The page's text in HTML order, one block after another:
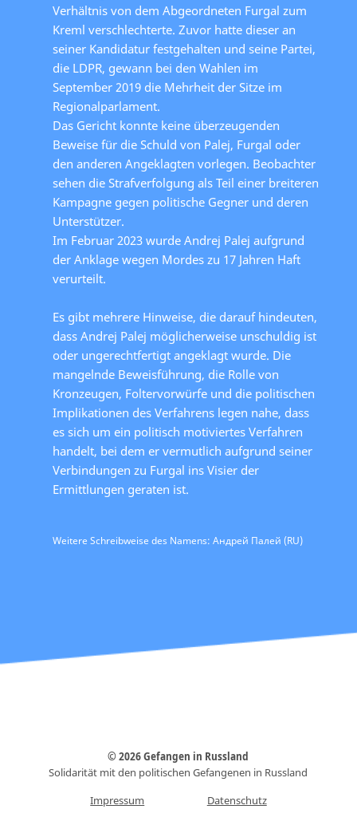
Verhältnis von dem Abgeordneten Furgal zum
Kreml verschlechterte. Zuvor hatte dieser an
seiner Kandidatur festgehalten und seine Partei,
die LDPR, gewann bei den Wahlen im
September 2019 die Mehrheit der Sitze im
Regionalparlament.
Das Gericht konnte keine überzeugenden
Beweise für die Schuld von Palej, Furgal oder
den anderen Angeklagten vorlegen. Beobachter
sehen die Strafverfolgung als Teil einer breiteren
Kampagne gegen politische Gegner und deren
Unterstützer.
Im Februar 2023 wurde Andrej Palej aufgrund
der Anklage wegen Mordes zu 17 Jahren Haft
verurteilt.
Es gibt mehrere Hinweise, die darauf hindeuten,
dass Andrej Palej möglicherweise unschuldig ist
oder ungerechtfertigt angeklagt wurde. Die
mangelnde Beweisführung, die Rolle von
Kronzeugen, Foltervorwürfe und die politischen
Implikationen des Verfahrens legen nahe, dass
es sich um ein politisch motiviertes Verfahren
handelt, bei dem er vermutlich aufgrund seiner
Verbindungen zu Furgal ins Visier der
Ermittlungen geraten ist.
Weitere Schreibweise des Namens: Андрей Палей (RU)
© 2026 Gefangen in Russland
Solidarität mit den politischen Gefangenen in Russland
Impressum
Datenschutz